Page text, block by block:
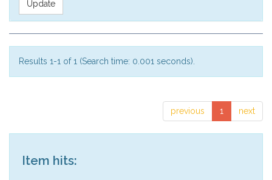
Results 1-1 of 1 (Search time: 0.001 seconds).
previous 1 next
Item hits: